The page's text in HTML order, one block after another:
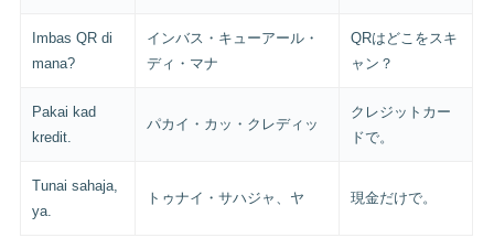
Imbas QR di
mana?
インバス・キューアール・
ディ・マナ
QRはどこをスキ
ャン？
Pakai kad
kredit.
パカイ・カッ・クレディッ
クレジットカー
ドで。
Tunai sahaja,
ya.
トゥナイ・サハジャ、ヤ 現金だけで。